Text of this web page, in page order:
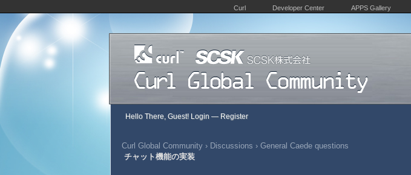
Curl Developer Center APPS Gallery
Hello There, Guest! Login — Register
Curl Global Community › Discussions › General Caede questions
チャット機能の実装